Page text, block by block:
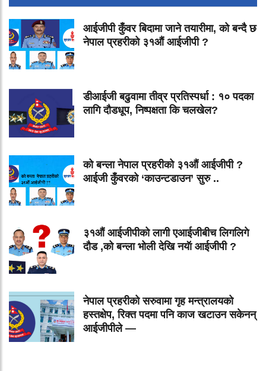
आईजीपी कुँवर बिदामा जाने तयारीमा, को बन्दै छ
नेपाल प्रहरीको ३१औं आईजीपी ?
डीआईजी बढुवामा तीव्र प्रतिस्पर्धा : १० पदका
लागि दौडधूप, निष्पक्षता कि चलखेल?
को बन्ला नेपाल प्रहरीको ३१औं आईजीपी ?
आईजी कुँवरको ‘काउन्टडाउन’ सुरु ..
३१औं आईजीपीको लागी एआईजीबीच लिगलिगे
दौड ,को बन्ला भोली देखि नयॅा आईजीपी ?
नेपाल प्रहरीको सरुवामा गृह मन्त्रालयको
हस्तक्षेप, रिक्त पदमा पनि काज खटाउन सकेनन्
आईजीपीले —